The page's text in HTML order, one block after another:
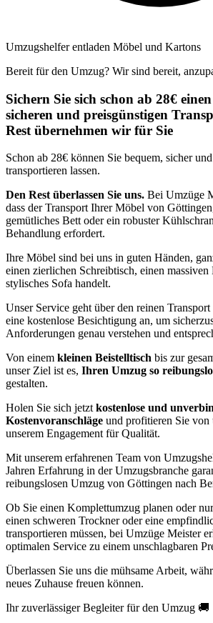
Umzugshelfer entladen Möbel und Kartons
Bereit für den Umzug? Wir sind bereit,
Sichern Sie sich schon ab 28€
sicheren und preisgünstigen
Rest übernehmen wir für Sie
Schon ab 28€ können Sie bequem, sicher
transportieren lassen.
Den Rest überlassen Sie uns. Bei Umzüge
dass der Transport Ihrer Möbel von
gemütliches Bett oder ein robuster
Behandlung erfordert.
Ihre Möbel sind bei uns in guten Händen,
einen zierlichen Schreibtisch, einen massiven
stylisches Sofa handelt.
Unser Service geht über den reinen
eine kostenlose Besichtigung an, um
Anforderungen genau verstehen und
Von einem kleinen Beistelltisch bis zur
unser Ziel ist es, Ihren Umzug so
gestalten.
Holen Sie sich jetzt kostenlose und
Kostenvoranschläge und profitieren Sie von
unserem Engagement für Qualität.
Mit unserem erfahrenen Team von
Jahren Erfahrung in der Umzugsbranche
reibungslosen Umzug von Göttingen nach
Ob Sie einen Komplettumzug planen oder
einen schweren Trockner oder eine
transportieren müssen, bei Umzüge Meister
optimalen Service zu einem unschlagbaren
Überlassen Sie uns die mühsame Arbeit,
neues Zuhause freuen können.
Ihr zuverlässiger Begleiter für den Umzug 🚚